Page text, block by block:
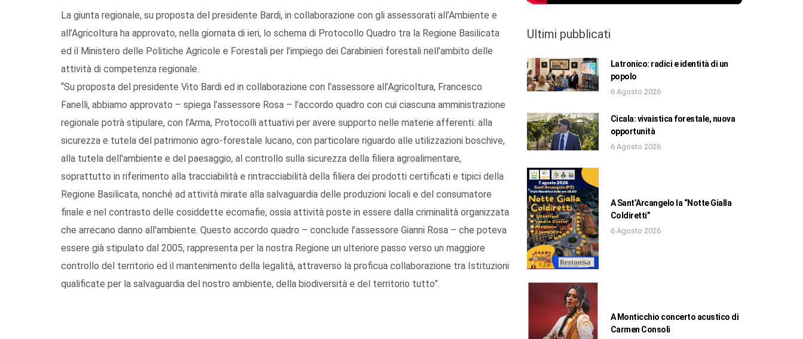
La giunta regionale, su proposta del presidente Bardi, in collaborazione con gli assessorati all’Ambiente e
all’Agricoltura ha approvato, nella giornata di ieri, lo schema di Protocollo Quadro tra la Regione Basilicata
ed il Ministero delle Politiche Agricole e Forestali per l’impiego dei Carabinieri forestali nell’ambito delle
attività di competenza regionale.
“Su proposta del presidente Vito Bardi ed in collaborazione con l’assessore all’Agricoltura, Francesco
Fanelli, abbiamo approvato – spiega l’assessore Rosa – l’accordo quadro con cui ciascuna amministrazione
regionale potrà stipulare, con l’Arma, Protocolli attuativi per avere supporto nelle materie afferenti: alla
sicurezza e tutela del patrimonio agro-forestale lucano, con particolare riguardo alle utilizzazioni boschive,
alla tutela dell'ambiente e del paesaggio, al controllo sulla sicurezza della filiera agroalimentare,
soprattutto in riferimento alla tracciabilità e rintracciabilità della filiera dei prodotti certificati e tipici della
Regione Basilicata, nonché ad attività mirate alla salvaguardia delle produzioni locali e del consumatore
finale e nel contrasto delle cosiddette ecomafie, ossia attività poste in essere dalla criminalità organizzata
che arrecano danno all'ambiente. Questo accordo quadro – conclude l’assessore Gianni Rosa – che poteva
essere già stipulato dal 2005, rappresenta per la nostra Regione un ulteriore passo verso un maggiore
controllo del territorio ed il mantenimento della legalità, attraverso la proficua collaborazione tra Istituzioni
qualificate per la salvaguardia del nostro ambiente, della biodiversità e del territorio tutto”.
Ultimi pubblicati
Latronico: radici e identità di un
popolo
6 Agosto 2026
Cicala: vivaistica forestale, nuova
opportunità
6 Agosto 2026
A Sant’Arcangelo la “Notte Gialla
Coldiretti”
6 Agosto 2026
A Monticchio concerto acustico di
Carmen Consoli